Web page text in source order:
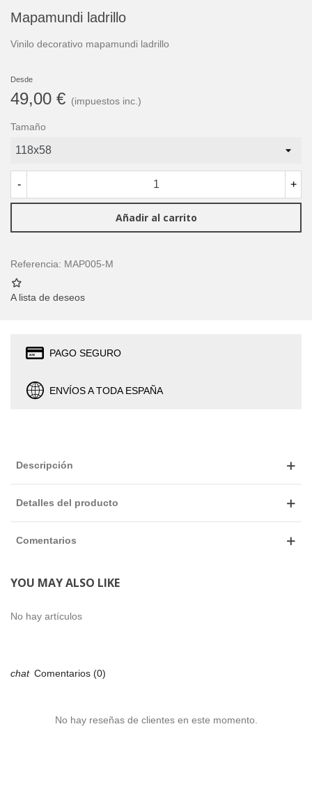
Mapamundi ladrillo
Vinilo decorativo mapamundi ladrillo
Desde
49,00 € (impuestos inc.)
Tamaño
- +
Añadir al carrito
Referencia: MAP005-M
A lista de deseos
PAGO SEGURO
ENVÍOS A TODA ESPAÑA
Descripción
Detalles del producto
Comentarios
YOU MAY ALSO LIKE
No hay artículos
Comentarios (0)
No hay reseñas de clientes en este momento.